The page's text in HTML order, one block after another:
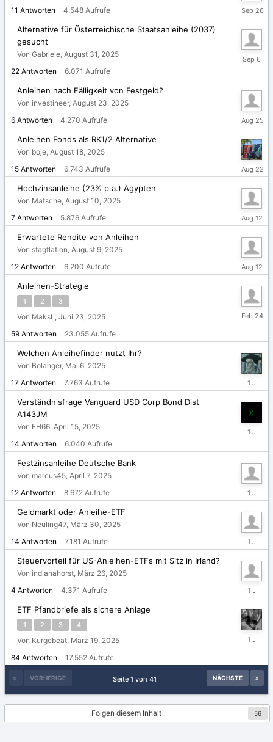
11 Antworten 4.548 Aufrufe
26,
2025
Alternative für Österreichische Staatsanleihe (2037)
gesucht
Von Gabriele, August 31, 2025
22 Antworten 6.071 Aufrufe
2025
Anleihen nach Fälligkeit von Festgeld?
Von investineer, August 23, 2025
6 Antworten 4.270 Aufrufe
August
25,
2025
Anleihen Fonds als RK1/2 Alternative
Von boje, August 18, 2025
15 Antworten 6.743 Aufrufe
August
22,
2025
Hochzinsanleihe (23% p.a.) Ägypten
Von Matsche, August 10, 2025
7 Antworten 5.876 Aufrufe
August
12,
2025
Erwartete Rendite von Anleihen
Von stagflation, August 9, 2025
12 Antworten 6.200 Aufrufe
August
12,
2025
Anleihen-Strategie
1 2 3
Von MaksL, Juni 23, 2025
59 Antworten 23.055 Aufrufe
24.
Welchen Anleihefinder nutzt Ihr?
Von Bolanger, Mai 6, 2025
17 Antworten 7.763 Aufrufe
Mai
8,
2025
Verständnisfrage Vanguard USD Corp Bond Dist
A143JM
Von FH66, April 15, 2025
14 Antworten 6.040 Aufrufe
April
2025
Festzinsanleihe Deutsche Bank
Von marcus45, April 7, 2025
12 Antworten 8.672 Aufrufe
April
8,
2025
Geldmarkt oder Anleihe-ETF
Von Neuling47, März 30, 2025
14 Antworten 7.181 Aufrufe
März
31,
2025
Steuervorteil für US-Anleihen-ETFs mit Sitz in Irland?
Von indianahorst, März 26, 2025
4 Antworten 4.371 Aufrufe
März
26,
2025
ETF Pfandbriefe als sichere Anlage
1 2 3 4
Von Kurgebeat, März 19, 2025
84 Antworten 17.552 Aufrufe
März
VORHERIGE NÄCHSTE
Seite 1 von 41
Folgen diesem Inhalt 56